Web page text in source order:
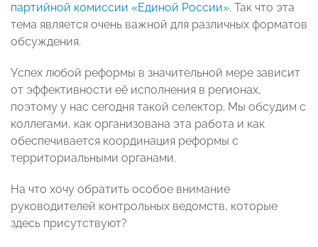
партийной комиссии «Единой России». Так что эта
тема является очень важной для различных форматов
обсуждения.
Успех любой реформы в значительной мере зависит
от эффективности её исполнения в регионах,
поэтому у нас сегодня такой селектор. Мы обсудим с
коллегами, как организована эта работа и как
обеспечивается координация реформы с
территориальными органами.
На что хочу обратить особое внимание
руководителей контрольных ведомств, которые
здесь присутствуют?